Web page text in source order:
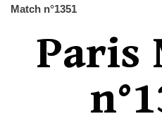
Match n°1351
Paris